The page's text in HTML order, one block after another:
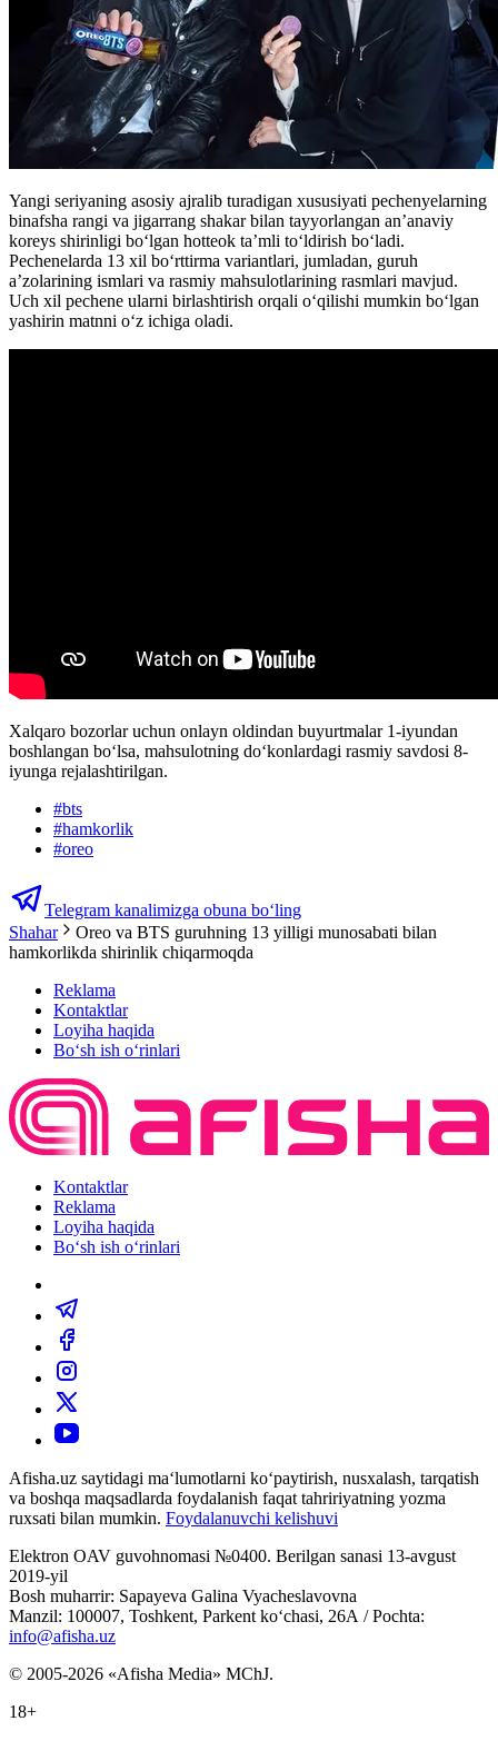
Yangi seriyaning asosiy ajralib turadigan xususiyati pechenyelarning
binafsha rangi va jigarrang shakar bilan tayyorlangan an’anaviy
koreys shirinligi boʻlgan hotteok ta’mli toʻldirish boʻladi.
Pechenelarda 13 xil boʻrttirma variantlari, jumladan, guruh
a’zolarining ismlari va rasmiy mahsulotlarining rasmlari mavjud.
Uch xil pechene ularni birlashtirish orqali oʻqilishi mumkin boʻlgan
yashirin matnni oʻz ichiga oladi.
Xalqaro bozorlar uchun onlayn oldindan buyurtmalar 1-iyundan
boshlangan bo‘lsa, mahsulotning do‘konlardagi rasmiy savdosi 8-
iyunga rejalashtirilgan.
#bts
#hamkorlik
#oreo
Telegram kanalimizga obuna bo‘ling
Shahar
Oreo va BTS guruhning 13 yilligi munosabati bilan
hamkorlikda shirinlik chiqarmoqda
Reklama
Kontaktlar
Loyiha haqida
Bo‘sh ish o‘rinlari
Kontaktlar
Reklama
Loyiha haqida
Bo‘sh ish o‘rinlari
Afisha.uz saytidagi ma‘lumotlarni ko‘paytirish, nusxalash, tarqatish
va boshqa maqsadlarda foydalanish faqat tahririyatning yozma
ruxsati bilan mumkin. Foydalanuvchi kelishuvi
Elektron OAV guvohnomasi №0400. Berilgan sanasi 13-avgust
2019-yil
Bosh muharrir: Sapayeva Galina Vyacheslavovna
Manzil: 100007, Toshkent, Parkent ko‘chasi, 26А / Pochta:
info@afisha.uz
© 2005-2026 «Afisha Media» MChJ.
18+